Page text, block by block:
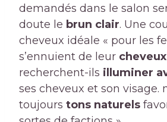
demandés dans le salon
doute le brun clair. Une
cheveux idéale « pour les
s’ennuient de leur
recherchent-ils illuminer
ses cheveux et son visage.
toujours tons naturels